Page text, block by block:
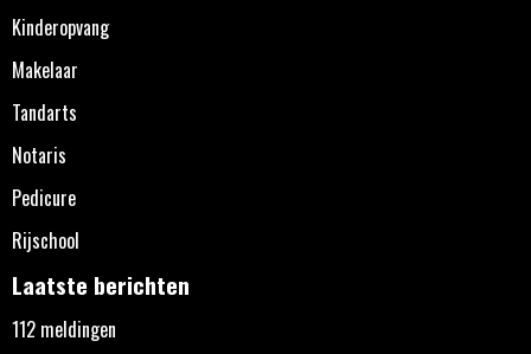
Kinderopvang
Makelaar
Tandarts
Notaris
Pedicure
Rijschool
Laatste berichten
112 meldingen